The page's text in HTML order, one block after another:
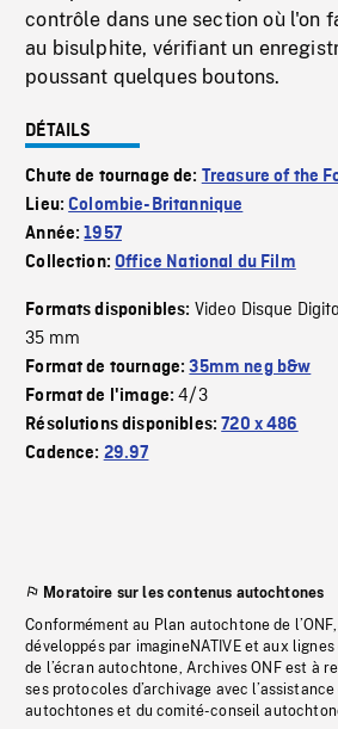
contrôle dans une section où l'on
au bisulphite, vérifiant un
poussant quelques boutons.
DÉTAILS
Chute de tournage de: Treasure of the
Lieu:Colombie-Britannique
Année:1957
Collection:Office National du Film
Formats disponibles: Video Disque
35 mm
Format de tournage:35mm neg b&w
Format de l'image:4/3
Résolutions disponibles:720 x 486
Cadence: 29.97
Moratoire sur les contenus autochtones
Conformément au Plan autochtone de
développés par imagineNATIVE et aux
de l’écran autochtone, Archives ONF est à
ses protocoles d’archivage avec
autochtones et du comité-conseil